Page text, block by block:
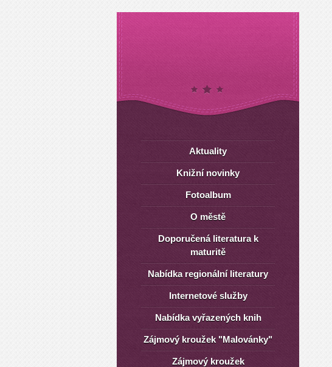
Aktuality
Knižní novinky
Fotoalbum
O městě
Doporučená literatura k
maturitě
Nabídka regionální literatury
Internetové služby
Nabídka vyřazených knih
Zájmový kroužek "Malovánky"
Zájmový kroužek